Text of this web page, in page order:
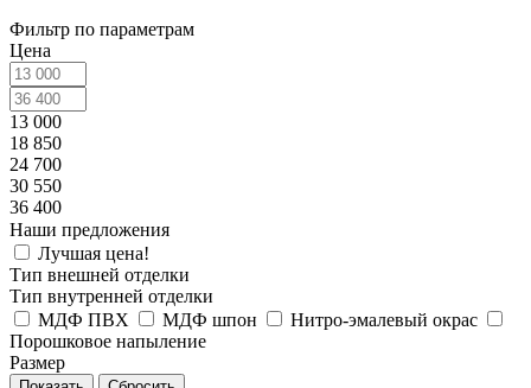
Фильтр по параметрам
Цена
13 000
18 850
24 700
30 550
36 400
Наши предложения
Лучшая цена!
Тип внешней отделки
Тип внутренней отделки
МДФ ПВХ
МДФ шпон
Нитро-эмалевый окрас
Порошковое напыление
Размер